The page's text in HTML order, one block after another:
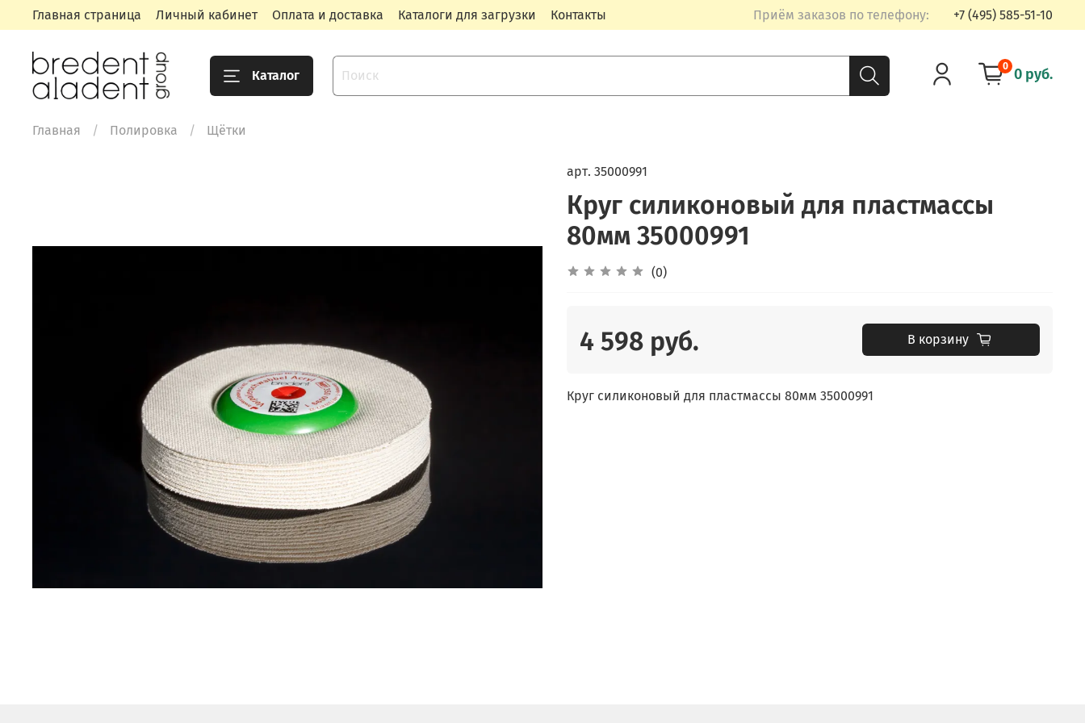
Главная страница Личный кабинет Оплата и доставка Каталоги для загрузки Контакты Приём заказов по телефону: +7 (495) 585-51-10
Каталог
0 0 руб.
Главная Полировка Щётки
арт. 35000991
Круг силиконовый для пластмассы
80мм 35000991
(0)
4 598 руб. В корзину
Круг силиконовый для пластмассы 80мм 35000991